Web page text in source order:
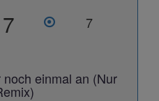
7 7
einmal an (Nur